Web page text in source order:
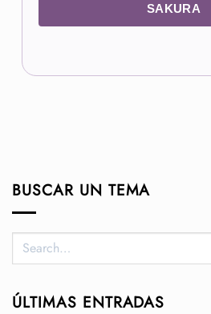
SAKURA
BUSCAR UN TEMA
ÚLTIMAS ENTRADAS